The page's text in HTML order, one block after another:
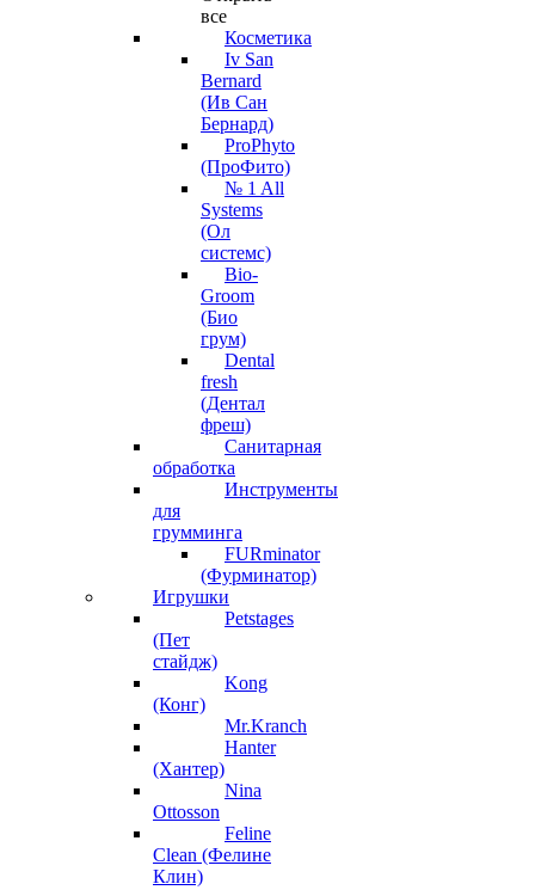
все
Косметика
Iv San
Bernard
(Ив Сан
Бернард)
ProPhyto
(ПроФито)
№ 1 All
Systems
(Ол
системс)
Bio-
Groom
(Био
грум)
Dental
fresh
(Дентал
фреш)
Санитарная
обработка
Инструменты
для
грумминга
FURminator
(Фурминатор)
Игрушки
Petstages
(Пет
стайдж)
Kong
(Конг)
Mr.Kranch
Hanter
(Хантер)
Nina
Ottosson
Feline
Clean (Фелине
Клин)